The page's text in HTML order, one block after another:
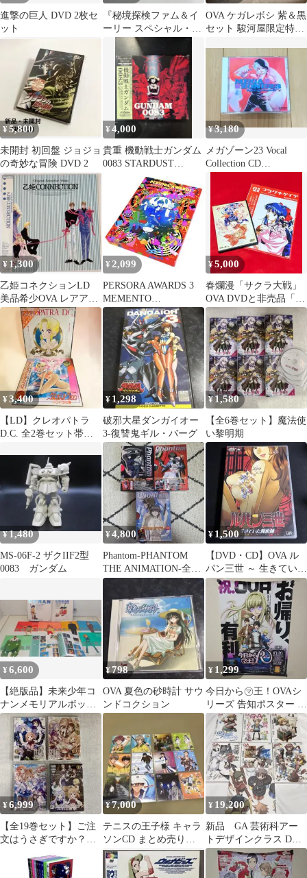
進撃の巨人 DVD 2枚セ
ット
『秘境探検ファム＆イ
ーリー スペシャル・プ
ラス』
OVA ケガレボシ 紫＆黒
セット 駿河屋限定特典
¥5,800
未開封 初回盤 ジョジョ
の奇妙な冒険 DVD 2
¥4,000
貴重 機動戦士ガンダム
0083 STARDUST
MEMORY 2枚組 サント
¥3,180
メガゾーン23 Vocal
Collection CD
¥ 1,300
乙姫コネクションLD
美品希少OVA レアアニ
メ
¥ 2,099
PERSORA AWARDS 3
MEMENTO
MORI☆MORI BOX〈…
¥5,000
春爛漫「サクラ大戦」
OVA DVDと非売品「テ
イゲキグラフ12月号」
セット
¥3,400
【LD】クレオパトラ
D.C. 全2巻セット帯・
付き新谷かおる
¥ 1,298
破邪大星ダンガイオー
3-復讐鬼ギル・バーグ
¥ 1,580
【全6巻セット】魔法使
い黎明期
¥1,480
MS-06F-2 ザクIIF2型
0083 ガンダム
¥4,800
Phantom-PHANTOM
THE ANIMATION-全巻
〈初回限定版〉
¥ 1,500
【DVD・CD】OVA ル
パン三世 ～ 生きていた
魔術師
¥6,600
【絶版品】未来少年コ
ナンメモリアルボック
ス LD全7枚 まとめてジ
ャケット買貴重
¥ 798
OVA 夏色の砂時計 サウ
ンドコクション
¥ 1,299
今日から㋮王！OVAシ
リーズ 告知ポスター 渋
谷有利 ほか
¥6,999
【全19巻セット】ご注
文はうさぎですか？
¥7,000
テニスの王子様 キャラ
ソンCD まとめ売り
計23枚
¥ 19,200
新品 GA 芸術科アー
トデザインクラス DVD
全巻セット 初回限定版
OVA付